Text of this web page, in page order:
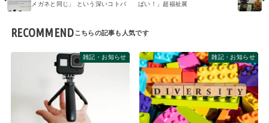
メガネと同じ」 という深いコトバ
ばい！」超福祉展
RECOMMEND
雑記・お知らせ 雑記・お知らせ